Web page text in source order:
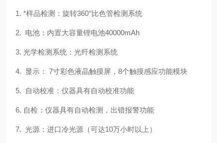
1. *样品检测：旋转360°比色管检测系统
2. 电池：内置大容量锂电池40000mAh
3. 光学检测系统：光纤检测系统
4. 显示： 7寸彩色液晶触摸屏，8个触摸感应功能模块
5. 自动校准：仪器具有自动校准功能
6. 自检：仪器具有自动检测，出错报警功能
7. 光源：进口冷光源（可达10万小时以上）